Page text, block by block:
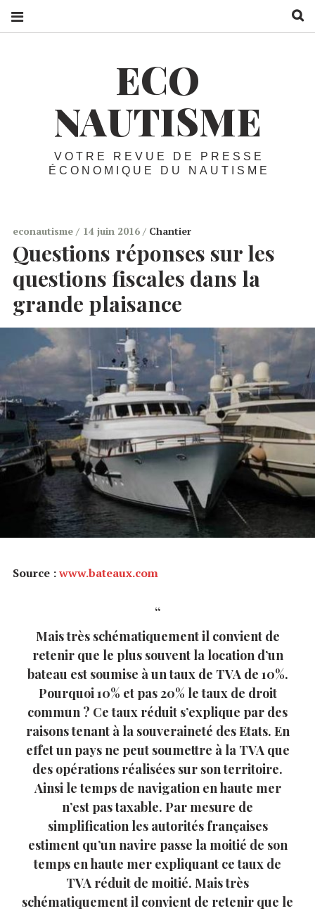
ECO
NAUTISME
VOTRE REVUE DE PRESSE
ÉCONOMIQUE DU NAUTISME
econautisme 14 juin 2016 Chantier
Questions réponses sur les
questions fiscales dans la
grande plaisance
Source :www.bateaux.com
Mais très schématiquement il convient de
retenir que le plus souvent la location d’un
bateau est soumise à un taux de TVA de 10%.
Pourquoi 10% et pas 20% le taux de droit
commun ? Ce taux réduit s’explique par des
raisons tenant à la souveraineté des Etats. En
effet un pays ne peut soumettre à la TVA que
des opérations réalisées sur son territoire.
Ainsi le temps de navigation en haute mer
n’est pas taxable. Par mesure de
simplification les autorités françaises
estiment qu’un navire passe la moitié de son
temps en haute mer expliquant ce taux de
TVA réduit de moitié. Mais très
schématiquement il convient de retenir que le